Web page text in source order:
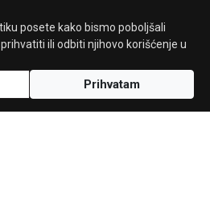
posete kako bismo poboljšali
ili odbiti njihovo korišćenje u
Prihvatam